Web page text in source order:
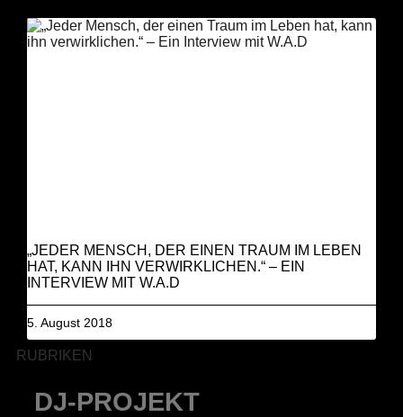
„JEDER MENSCH, DER EINEN TRAUM IM LEBEN
HAT, KANN IHN VERWIRKLICHEN.“ – EIN
INTERVIEW MIT W.A.D
5. August 2018
RUBRIKEN
DJ-PROJEKT